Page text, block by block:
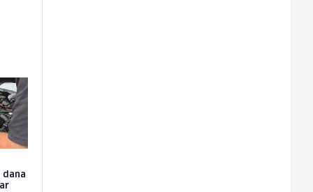
dana